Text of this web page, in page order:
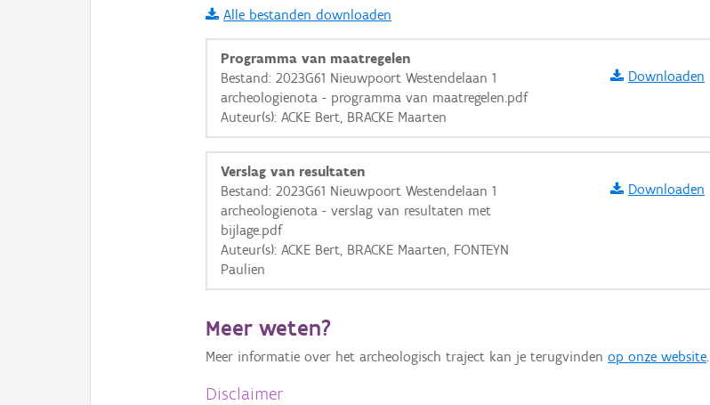
i
+ −
Basis Lagen
OSM-Basiskaart
GRB-Basiskaart
GRB-Basiskaart in grijswaarden
Alle bestanden downloaden
Programma van maatregelen
Bestand: 2023G61 Nieuwpoort Westendelaan 1
archeologienota - programma van maatregelen.pdf
Auteur(s): ACKE Bert, BRACKE Maarten
Downloaden
Verslag van resultaten
Bestand: 2023G61 Nieuwpoort Westendelaan 1
archeologienota - verslag van resultaten met
bijlage.pdf
Auteur(s): ACKE Bert, BRACKE Maarten, FONTEYN
Paulien
Downloaden
Meer weten?
Meer informatie over het archeologisch traject kan je terugvindenop onze website.
Disclaimer